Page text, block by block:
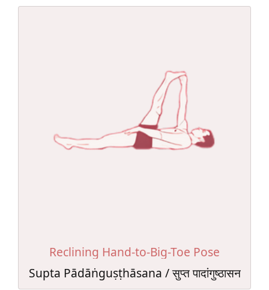
Reclining Hand-to-Big-Toe Pose
Supta Pādāṅguṣṭhāsana / सुप्त पादांगुष्ठासन